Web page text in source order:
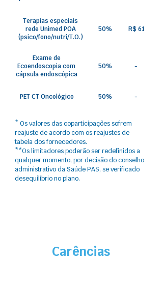
Terapias especiais
rede Unimed POA
(psico/fono/nutri/T.O.)
50% R$ 61
Exame de
Ecoendoscopia com
cápsula endoscópica
50% -
PET CT Oncológico 50% -
* Os valores das coparticipações sofrem
reajuste​ de acordo com os reajustes de
tabela dos fornecedores.
**Os limitadores poderão ser redefinidos a
qualquer momento, por decisão do conselho
administrativo da Saúde PAS, se verificado
desequilíbrio no plano.
Carências